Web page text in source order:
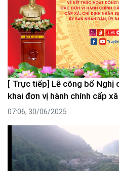
[ Trực tiếp] Lễ công bố Nghị
khai đơn vị hành chính cấp
07:06, 30/06/2025